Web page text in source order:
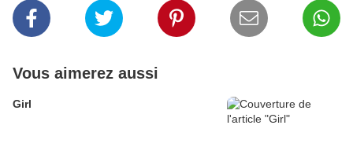
Vous aimerez aussi
Girl